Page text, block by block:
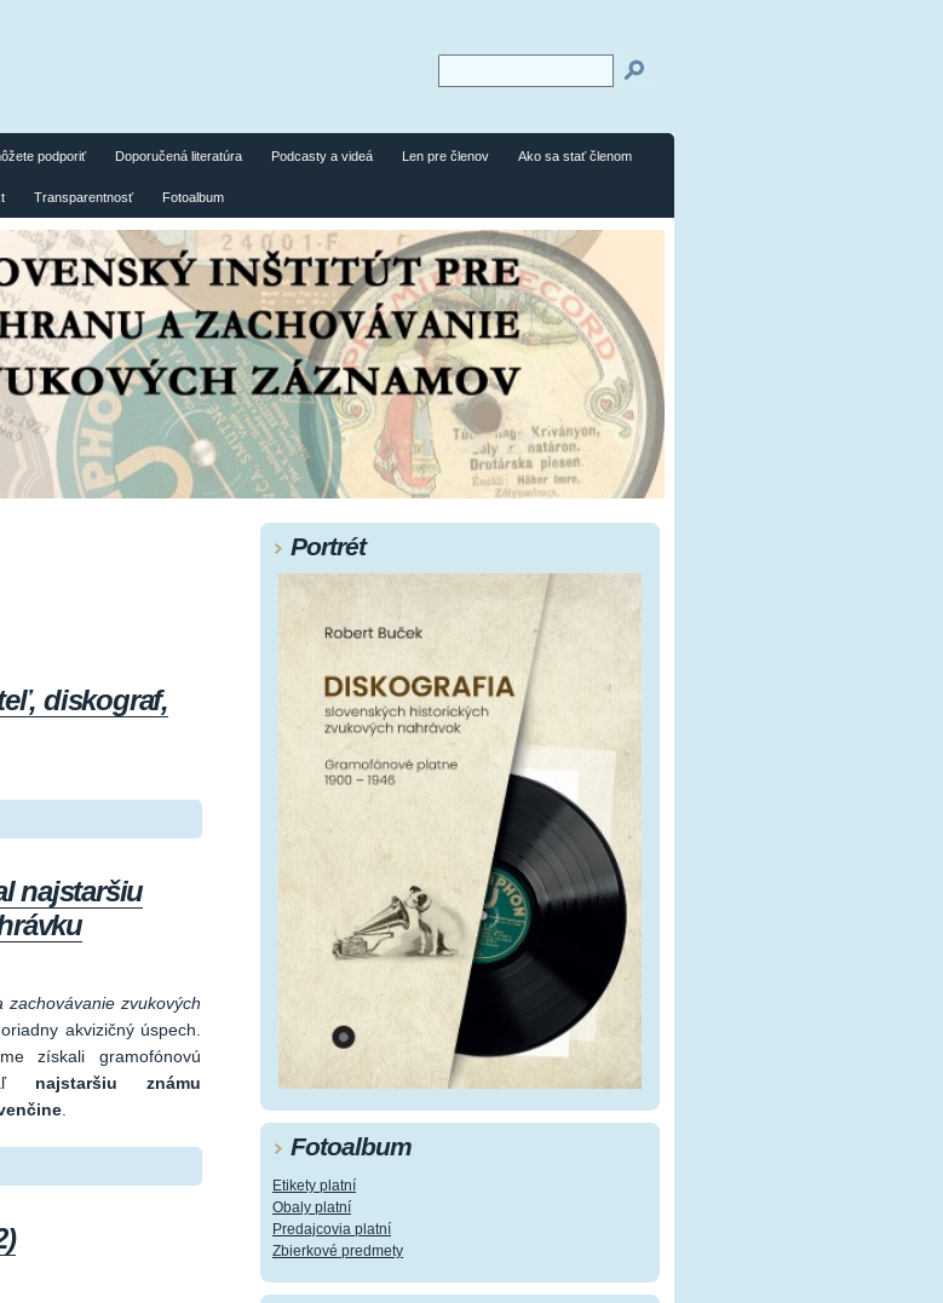
podporiť Doporučená literatúra Podcasty a videá Len pre členov Ako sa stať členom
Transparentnosť Fotoalbum
diskograf,
najstaršiu
zvukových
akvizičný úspech.
získali gramofónovú
najstaršiu známu
Portrét
Fotoalbum
Etikety platní
Obaly platní
Predajcovia platní
Zbierkové predmety